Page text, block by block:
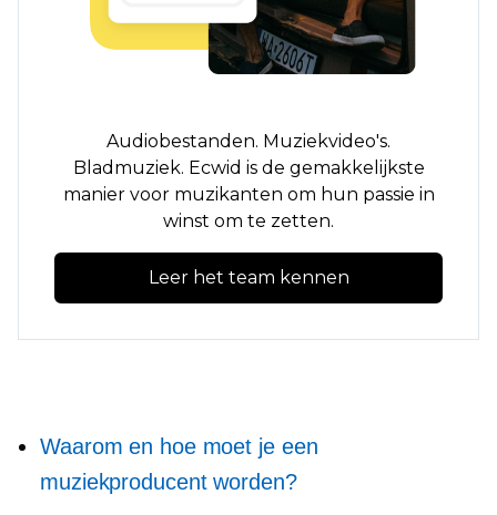
Audiobestanden. Muziekvideo's.
Bladmuziek. Ecwid is de gemakkelijkste
manier voor muzikanten om hun passie in
winst om te zetten.
Leer het team kennen
Waarom en hoe moet je een
muziekproducent worden?